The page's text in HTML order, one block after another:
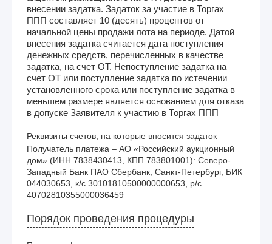
внесении задатка. Задаток за участие в Торгах
ППП составляет 10 (десять) процентов от
начальной цены продажи лота на периоде. Датой
внесения задатка считается дата поступления
денежных средств, перечисленных в качестве
задатка, на счет ОТ. Непоступление задатка на
счет ОТ или поступление задатка по истечении
установленного срока или поступление задатка в
меньшем размере является основанием для отказа
в допуске Заявителя к участию в Торгах ППП
Реквизиты счетов, на которые вносится задаток
Получатель платежа – АО «Российский аукционный
дом» (ИНН 7838430413, КПП 783801001): Северо-
Западный Банк ПАО Сбербанк, Санкт-Петербург, БИК
044030653, к/с 30101810500000000653, р/с
40702810355000036459
Порядок проведения процедуры